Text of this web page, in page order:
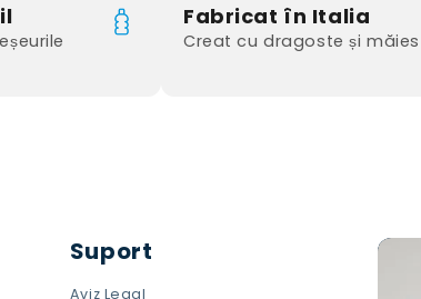
Fabricat în Italia
Creat cu dragoste și
Suport
Aviz Legal